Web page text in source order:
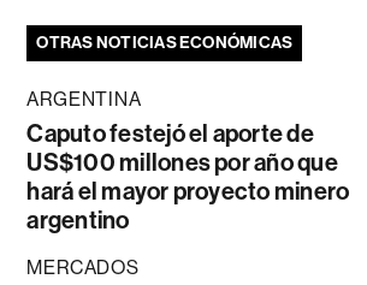
OTRAS NOTICIAS ECONÓMICAS
ARGENTINA
Caputo festejó el aporte de
US$100 millones por año que
hará el mayor proyecto minero
argentino
MERCADOS